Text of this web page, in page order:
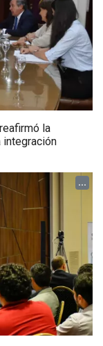
la
integración
...